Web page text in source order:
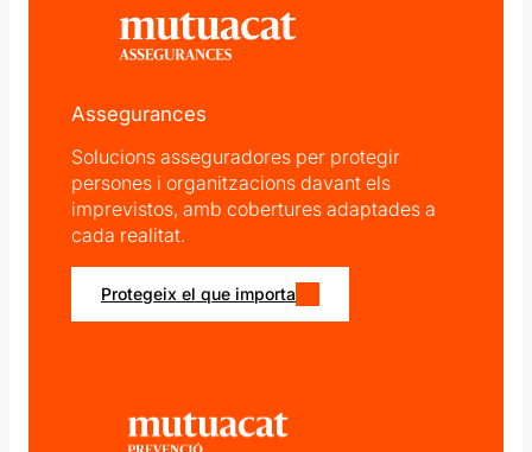
Assegurances
Solucions asseguradores per protegir
persones i organitzacions davant els
imprevistos, amb cobertures adaptades a
cada realitat.
Protegeix el que importa